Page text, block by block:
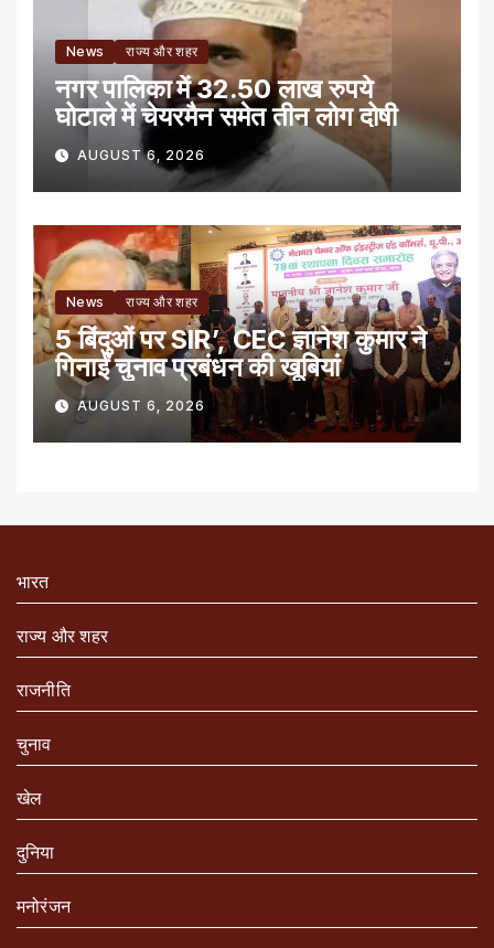
News राज्य और शहर
नगर पालिका में 32.50 लाख रुपये
घोटाले में चेयरमैन समेत तीन लोग दोषी
AUGUST 6, 2026
News राज्य और शहर
5 बिंदुओं पर SIR’, CEC ज्ञानेश कुमार ने
गिनाईं चुनाव प्रबंधन की खूबियां
AUGUST 6, 2026
भारत
राज्य और शहर
राजनीति
चुनाव
खेल
दुनिया
मनोरंजन